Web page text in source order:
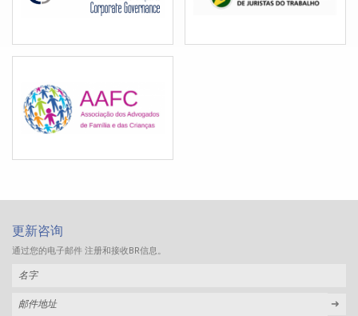
更新咨询
通过您的电子邮件 注册和接收BR信息。
➜